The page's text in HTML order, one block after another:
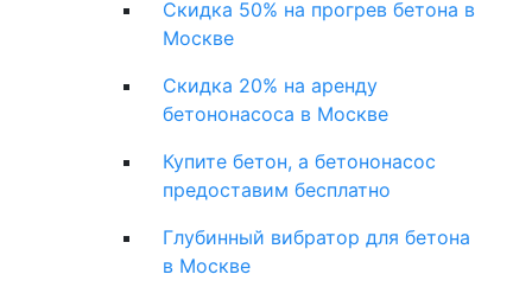
Скидка 50% на прогрев бетона в
Москве
Скидка 20% на аренду
бетононасоса в Москве
Купите бетон, а бетононасос
предоставим бесплатно
Глубинный вибратор для бетона
в Москве